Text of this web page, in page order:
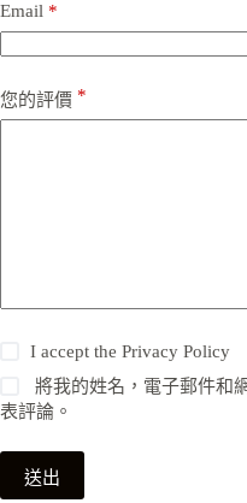
Email *
您的評價 *
I accept thePrivacy Policy
將我的姓名，電子郵件和
表評論。
送出